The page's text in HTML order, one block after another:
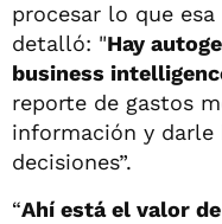
procesar lo que
detalló: "Hay
business
reporte de gastos
información y
decisiones”.
“Ahí está el valor